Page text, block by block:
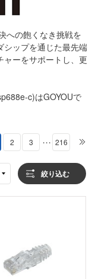
への飽くなき挑戦を
シップを通じた最先端
ーをサポートし、更
c)はGOYOUで
2 3 ・・・ 216
絞り込む